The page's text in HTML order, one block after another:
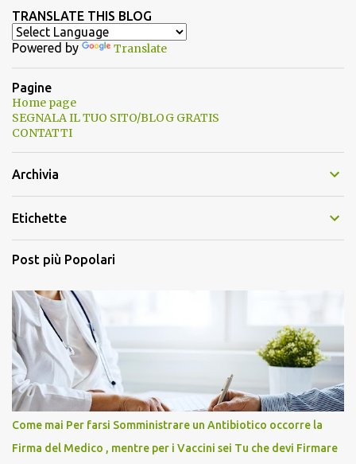
TRANSLATE THIS BLOG
Powered by Translate
Pagine
Home page
SEGNALA IL TUO SITO/BLOG GRATIS
CONTATTI
Archivia
Etichette
Post più Popolari
Come mai Per farsi Somministrare un Antibiotico occorre la
Firma del Medico , mentre per i Vaccini sei Tu che devi Firmare